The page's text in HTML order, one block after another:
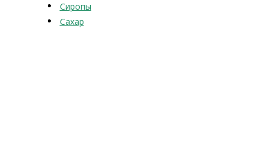
Сиропы
Сахар